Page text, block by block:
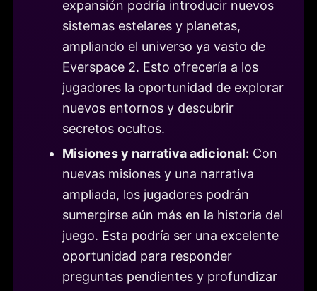
expansión podría introducir nuevos
sistemas estelares y planetas,
ampliando el universo ya vasto de
Everspace 2. Esto ofrecería a los
jugadores la oportunidad de explorar
nuevos entornos y descubrir
secretos ocultos.
Misiones y narrativa adicional: Con
nuevas misiones y una narrativa
ampliada, los jugadores podrán
sumergirse aún más en la historia del
juego. Esta podría ser una excelente
oportunidad para responder
preguntas pendientes y profundizar